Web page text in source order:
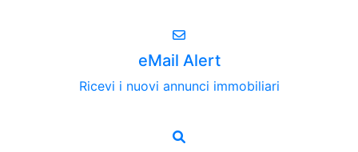
eMail Alert
Ricevi i nuovi annunci immobiliari